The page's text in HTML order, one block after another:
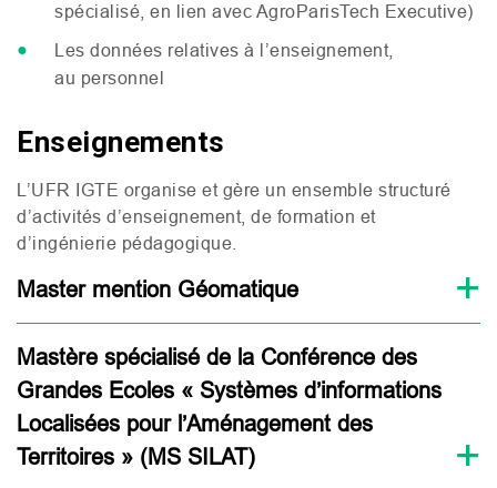
spécialisé, en lien avec AgroParisTech Executive)
Les données relatives à l’enseignement,
au personnel
Enseignements
L’UFR IGTE organise et gère un ensemble structuré
d’activités d’enseignement, de formation et
d’ingénierie pédagogique.
Master mention Géomatique
Mastère spécialisé de la Conférence des
Grandes Ecoles « Systèmes d’informations
Localisées pour l’Aménagement des
Territoires » (MS SILAT)